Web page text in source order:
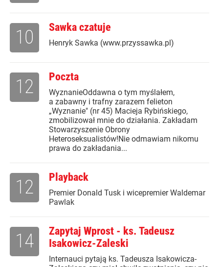
Sawka czatuje
Henryk Sawka (www.przyssawka.pl)
10
Poczta
WyznanieOddawna o tym myślałem,
a zabawny i trafny zarazem felieton
„Wyznanie" (nr 45) Macieja Rybińskiego,
zmobilizował mnie do działania. Zakładam
Stowarzyszenie Obrony
Heteroseksualistów!Nie odmawiam nikomu
prawa do zakładania...
12
Playback
Premier Donald Tusk i wicepremier Waldemar
Pawlak
12
Zapytaj Wprost - ks. Tadeusz
Isakowicz-Zaleski
Internauci pytają ks. Tadeusza Isakowicza-
14